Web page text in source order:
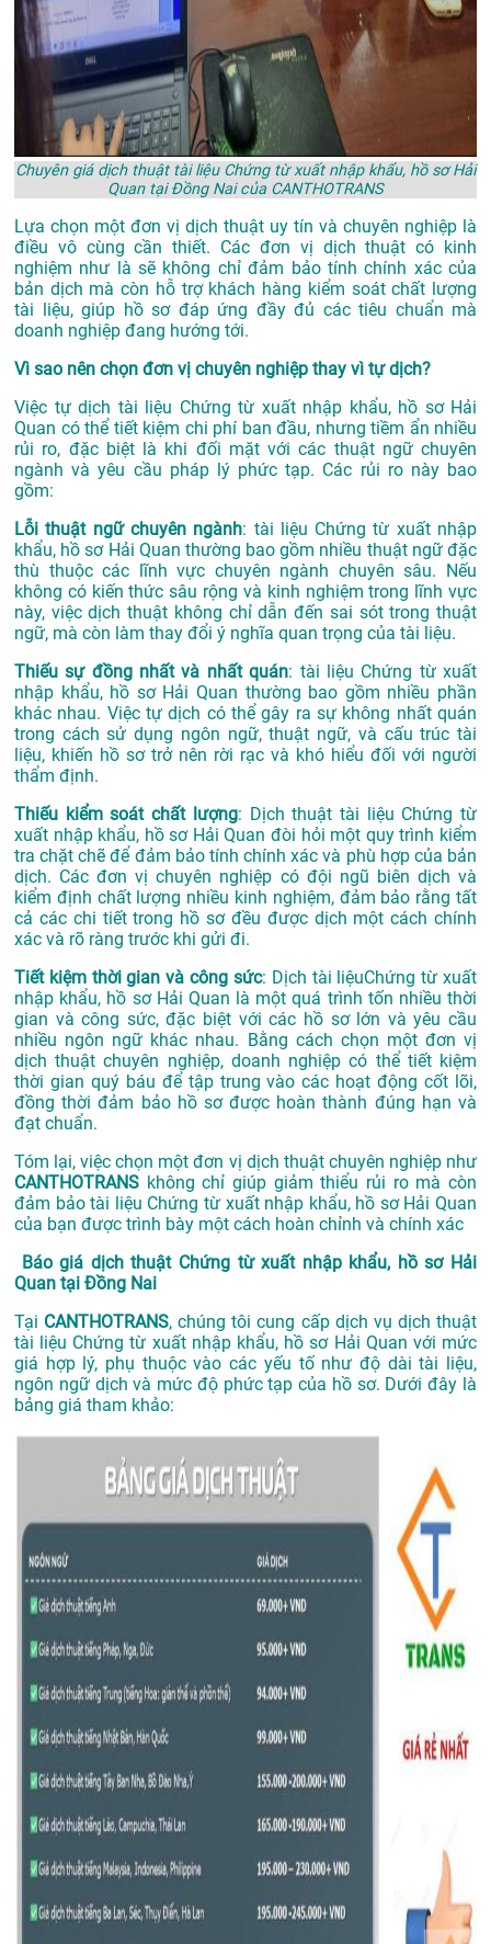
Chuyên giá dịch thuật tài liệu Chứng từ xuất nhập khẩu, hồ sơ Hải
Quan tại Đồng Nai của CANTHOTRANS
Lựa chọn một đơn vị dịch thuật uy tín và chuyên nghiệp là
điều vô cùng cần thiết. Các đơn vị dịch thuật có kinh
nghiệm như là sẽ không chỉ đảm bảo tính chính xác của
bản dịch mà còn hỗ trợ khách hàng kiểm soát chất lượng
tài liệu, giúp hồ sơ đáp ứng đầy đủ các tiêu chuẩn mà
doanh nghiệp đang hướng tới.
Vì sao nên chọn đơn vị chuyên nghiệp thay vì tự dịch?
Việc tự dịch tài liệu Chứng từ xuất nhập khẩu, hồ sơ Hải
Quan có thể tiết kiệm chi phí ban đầu, nhưng tiềm ẩn nhiều
rủi ro, đặc biệt là khi đối mặt với các thuật ngữ chuyên
ngành và yêu cầu pháp lý phức tạp. Các rủi ro này bao
gồm:
Lỗi thuật ngữ chuyên ngành: tài liệu Chứng từ xuất nhập
khẩu, hồ sơ Hải Quan thường bao gồm nhiều thuật ngữ đặc
thù thuộc các lĩnh vực chuyên ngành chuyên sâu. Nếu
không có kiến thức sâu rộng và kinh nghiệm trong lĩnh vực
này, việc dịch thuật không chỉ dẫn đến sai sót trong thuật
ngữ, mà còn làm thay đổi ý nghĩa quan trọng của tài liệu.
Thiếu sự đồng nhất và nhất quán: tài liệu Chứng từ xuất
nhập khẩu, hồ sơ Hải Quan thường bao gồm nhiều phần
khác nhau. Việc tự dịch có thể gây ra sự không nhất quán
trong cách sử dụng ngôn ngữ, thuật ngữ, và cấu trúc tài
liệu, khiến hồ sơ trở nên rời rạc và khó hiểu đối với người
thẩm định.
Thiếu kiểm soát chất lượng: Dịch thuật tài liệu Chứng từ
xuất nhập khẩu, hồ sơ Hải Quan đòi hỏi một quy trình kiểm
tra chặt chẽ để đảm bảo tính chính xác và phù hợp của bản
dịch. Các đơn vị chuyên nghiệp có đội ngũ biên dịch và
kiểm định chất lượng nhiều kinh nghiệm, đảm bảo rằng tất
cả các chi tiết trong hồ sơ đều được dịch một cách chính
xác và rõ ràng trước khi gửi đi.
Tiết kiệm thời gian và công sức: Dịch tài liệuChứng từ xuất
nhập khẩu, hồ sơ Hải Quan là một quá trình tốn nhiều thời
gian và công sức, đặc biệt với các hồ sơ lớn và yêu cầu
nhiều ngôn ngữ khác nhau. Bằng cách chọn một đơn vị
dịch thuật chuyên nghiệp, doanh nghiệp có thể tiết kiệm
thời gian quý báu để tập trung vào các hoạt động cốt lõi,
đồng thời đảm bảo hồ sơ được hoàn thành đúng hạn và
đạt chuẩn.
Tóm lại, việc chọn một đơn vị dịch thuật chuyên nghiệp như
CANTHOTRANS không chỉ giúp giảm thiểu rủi ro mà còn
đảm bảo tài liệu Chứng từ xuất nhập khẩu, hồ sơ Hải Quan
của bạn được trình bày một cách hoàn chỉnh và chính xác
Báo giá dịch thuật Chứng từ xuất nhập khẩu, hồ sơ Hải
Quan tại Đồng Nai
Tại CANTHOTRANS, chúng tôi cung cấp dịch vụ dịch thuật
tài liệu Chứng từ xuất nhập khẩu, hồ sơ Hải Quan với mức
giá hợp lý, phụ thuộc vào các yếu tố như độ dài tài liệu,
ngôn ngữ dịch và mức độ phức tạp của hồ sơ. Dưới đây là
bảng giá tham khảo: